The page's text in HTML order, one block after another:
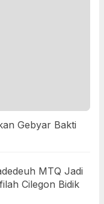
Gebyar Bakti
MTQ Jadi
Cilegon Bidik